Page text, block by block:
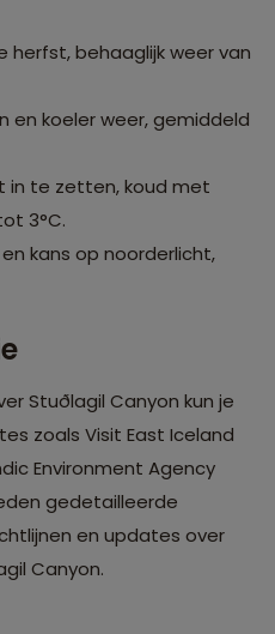
herfst, behaaglijk weer van
en koeler weer, gemiddeld
in te zetten, koud met
3°C.
kans op noorderlicht,
Stuðlagil Canyon kun je
zoals Visit East Iceland
Environment Agency
gedetailleerde
en updates over
Canyon.